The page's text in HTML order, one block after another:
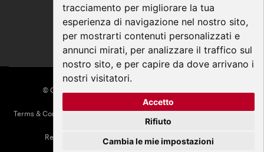
tracciamento per migliorare la tua
esperienza di navigazione nel nostro sito,
per mostrarti contenuti personalizzati e
annunci mirati, per analizzare il traffico sul
nostro sito, e per capire da dove arrivano i
nostri visitatori.
Accetto
Rifiuto
Cambia le mie impostazioni
Youtube
© COPYRIGHT 2026 All Rights Reserved - Edra Media
P. IVA/C.F. 14392280963
Terms & Conditions
Responsabile della Protezione dei Dati:
dpo@lswr.it